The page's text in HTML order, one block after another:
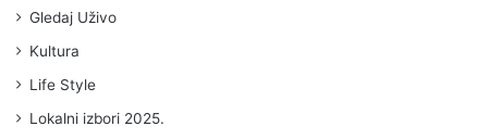
Gledaj Uživo
Kultura
Life Style
Lokalni izbori 2025.